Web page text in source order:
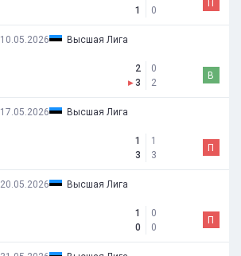
1
0
П
10.05.2026 Высшая Лига
2
▸3
0
2
В
17.05.2026 Высшая Лига
1
3
1
3
П
20.05.2026 Высшая Лига
1
0
0
0
П